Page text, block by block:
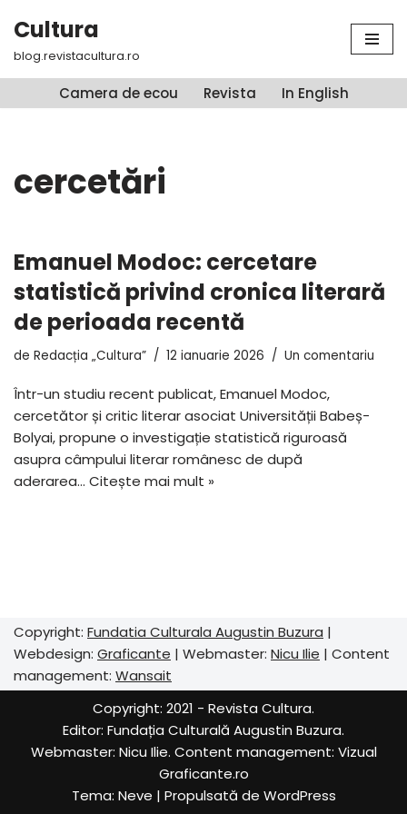
Sari
conținut
Cultura
blog.revistacultura.ro
Camera de ecou Revista In English
cercetări
Emanuel Modoc: cercetare
statistică privind cronica literară
de perioada recentă
de Redacția „Cultura” 12 ianuarie 2026 Un comentariu
Într-un studiu recent publicat, Emanuel Modoc,
cercetător și critic literar asociat Universității Babeș-
Bolyai, propune o investigație statistică riguroasă
asupra câmpului literar românesc de după
aderarea… Citește mai mult »
Copyright: Fundatia Culturala Augustin Buzura |
Webdesign: Graficante | Webmaster: Nicu Ilie | Content
management: Wansait
Copyright: 2021 - Revista Cultura.
Editor: Fundația Culturală Augustin Buzura.
Webmaster: Nicu Ilie. Content management: Vizual
Graficante.ro
Tema: Neve | Propulsată de WordPress